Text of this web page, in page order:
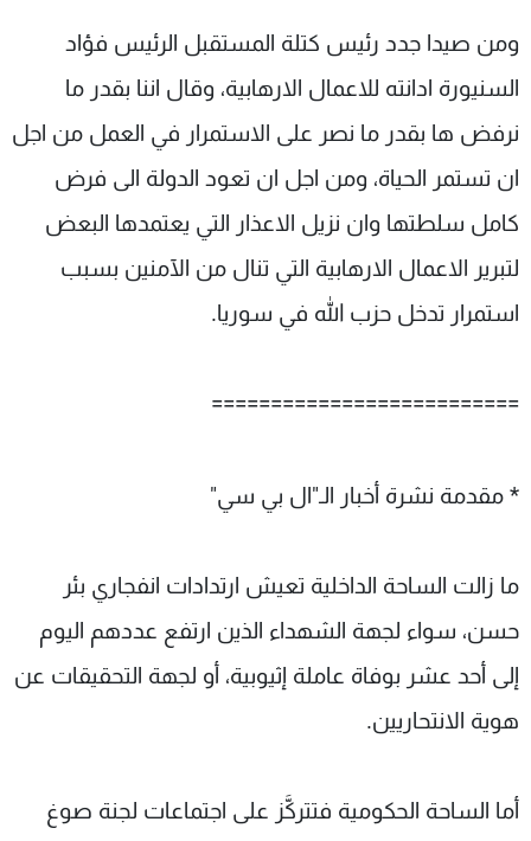
ومن صيدا جدد رئيس كتلة المستقبل الرئيس فؤاد
السنيورة ادانته للاعمال الارهابية، وقال اننا بقدر ما
نرفض ها بقدر ما نصر على الاستمرار في العمل من اجل
ان تستمر الحياة، ومن اجل ان تعود الدولة الى فرض
كامل سلطتها وان نزيل الاعذار التي يعتمدها البعض
لتبرير الاعمال الارهابية التي تنال من الآمنين بسبب
استمرار تدخل حزب الله في سوريا.
==========================
* مقدمة نشرة أخبار الـ"ال بي سي"
ما زالت الساحة الداخلية تعيش ارتدادات انفجاري بئر
حسن، سواء لجهة الشهداء الذين ارتفع عددهم اليوم
إلى أحد عشر بوفاة عاملة إثيوبية، أو لجهة التحقيقات عن
هوية الانتحاريين.
أما الساحة الحكومية فتتركَّز على اجتماعات لجنة صوغ